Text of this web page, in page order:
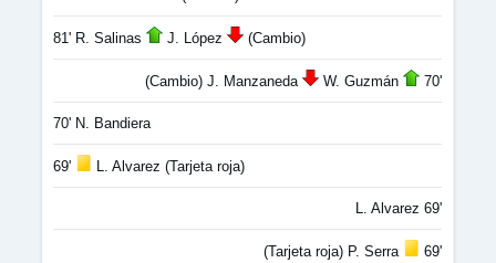
81' R. Salinas J. López (Cambio)
(Cambio) J. Manzaneda W. Guzmán 70'
70' N. Bandiera
69' L. Alvarez (Tarjeta roja)
L. Alvarez 69'
(Tarjeta roja) P. Serra 69'